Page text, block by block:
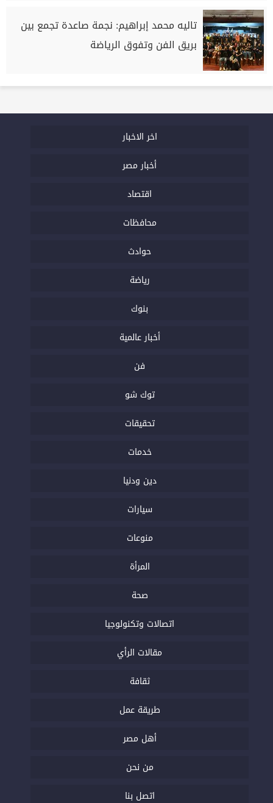
تاليه محمد إبراهيم: نجمة صاعدة تجمع بين
بريق الفن وتفوق الرياضة
اخر الاخبار
أخبار مصر
اقتصاد
محافظات
حوادث
رياضة
بنوك
أخبار عالمية
فن
توك شو
تحقيقات
خدمات
دين ودنيا
سيارات
منوعات
المرأة
صحة
اتصالات وتكنولوجيا
مقالات الرأي
ثقافة
طريقة عمل
أهل مصر
من نحن
اتصل بنا